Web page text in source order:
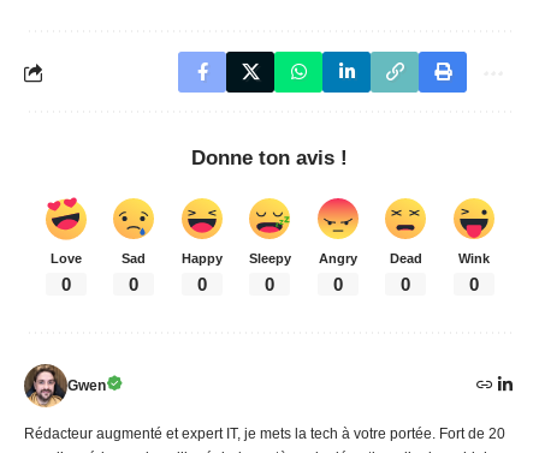
Donne ton avis !
Love
0
Sad
0
Happy
0
Sleepy
0
Angry
0
Dead
0
Wink
0
Gwen
Rédacteur augmenté et expert IT, je mets la tech à votre portée. Fort de 20